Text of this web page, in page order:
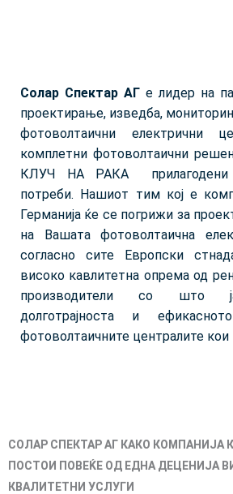
Солар Спектар АГ е лидер на
проектирање, изведба,
фотоволтаични електрични
комплетни фотоволтаични
КЛУЧ НА РАКА прилагодени
потреби. Нашиот тим кој е
Германија ќе се погрижи за
на Вашата фотоволтаична
согласно сите Европски
високо кавлитетна опрема од
производители со што
долготрајноста и
фотоволтаичните централите
СОЛАР СПЕКТАР АГ КАКО КОМПАНИЈА
ПОСТОИ ПОВЕЌЕ ОД ЕДНА ДЕЦЕНИЈА
КВАЛИТЕТНИ УСЛУГИ